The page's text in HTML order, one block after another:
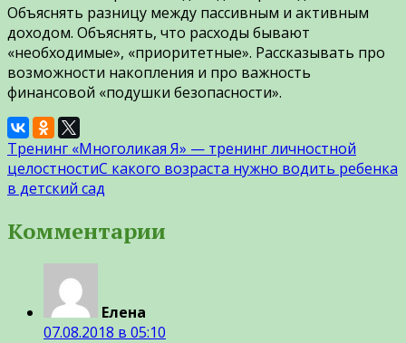
Объяснять разницу между пассивным и активным
доходом. Объяснять, что расходы бывают
«необходимые», «приоритетные». Рассказывать про
возможности накопления и про важность
финансовой «подушки безопасности».
Тренинг «Многоликая Я» — тренинг личностной
целостностиС какого возраста нужно водить ребенка
в детский сад
Комментарии
Елена
07.08.2018 в 05:10